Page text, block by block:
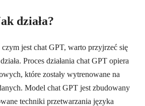
działa?
jest chat GPT, warto przyjrzeć się
Proces działania chat GPT opiera
które zostały wytrenowane na
Model chat GPT jest zbudowany
techniki przetwarzania języka